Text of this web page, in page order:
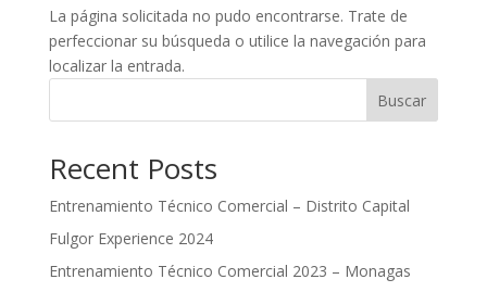
La página solicitada no pudo encontrarse. Trate de
perfeccionar su búsqueda o utilice la navegación para
localizar la entrada.
Buscar
Recent Posts
Entrenamiento Técnico Comercial – Distrito Capital
Fulgor Experience 2024
Entrenamiento Técnico Comercial 2023 – Monagas